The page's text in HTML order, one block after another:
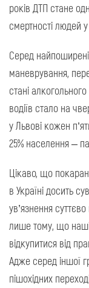
років ДТП стане
смертності людей у
Серед
маневрування,
стані
водіїв стало на
у Львові кожен
25% населення –
Цікаво, що
в Україні досить
ув’язнення
лише тому, що наші
відкупитися від
Адже серед іншої
пішохідних